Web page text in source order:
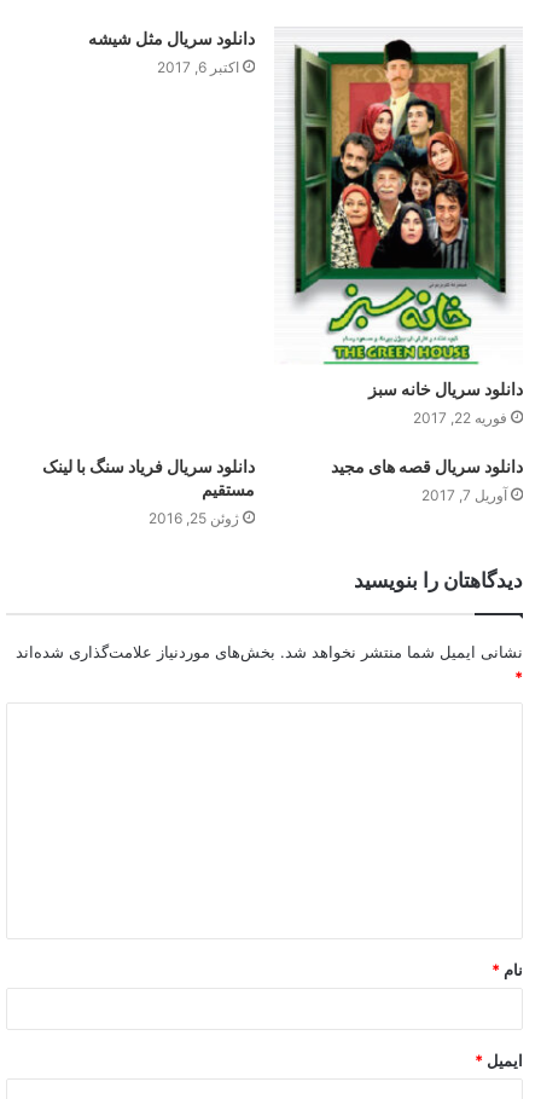
دانلود سریال خانه سبز
فوریه 22, 2017
دانلود سریال مثل شیشه
اکتبر 6, 2017
دانلود سریال قصه های مجید
آوریل 7, 2017
دانلود سریال فریاد سنگ با لینک
مستقیم
ژوئن 25, 2016
دیدگاهتان را بنویسید
نشانی ایمیل شما منتشر نخواهد شد. بخش‌های موردنیاز علامت‌گذاری شده‌اند
*
نام *
ایمیل *